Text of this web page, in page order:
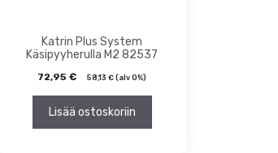
Katrin Plus System
Käsipyyherulla M2 82537
72,95€ 58,13€ (alv 0%)
Lisää ostoskoriin